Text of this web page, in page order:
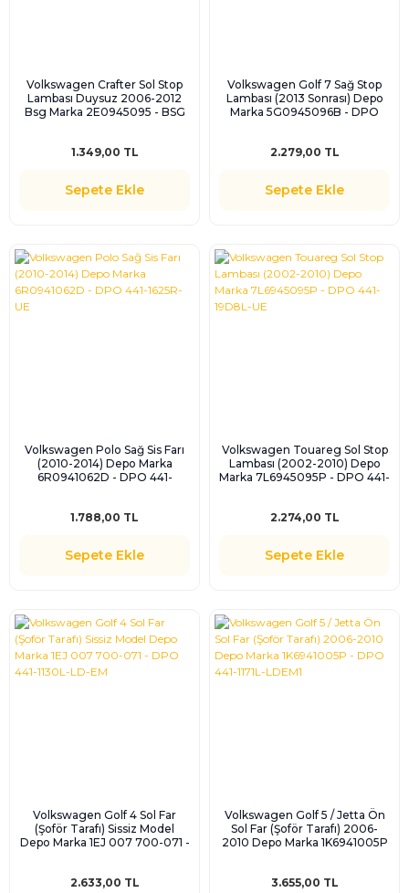
Volkswagen Crafter Sol Stop
Lambası Duysuz 2006-2012
Bsg Marka 2E0945095 - BSG
1.349,00 TL
Sepete Ekle
Volkswagen Golf 7 Sağ Stop
Lambası (2013 Sonrası) Depo
Marka 5G0945096B - DPO
2.279,00 TL
Sepete Ekle
Volkswagen Polo Sağ Sis Farı
(2010-2014) Depo Marka
6R0941062D - DPO 441-
1.788,00 TL
Sepete Ekle
Volkswagen Touareg Sol Stop
Lambası (2002-2010) Depo
Marka 7L6945095P - DPO 441-
2.274,00 TL
Sepete Ekle
Volkswagen Golf 4 Sol Far
(Şoför Tarafı) Sissiz Model
Depo Marka 1EJ 007 700-071 -
2.633,00 TL
Volkswagen Golf 5 / Jetta Ön
Sol Far (Şoför Tarafı) 2006-
2010 Depo Marka 1K6941005P
3.655,00 TL